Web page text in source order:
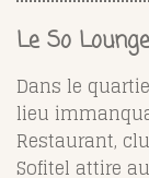
Le So Lounge
Dans le
lieu
Restaurant,
Sofitel attire